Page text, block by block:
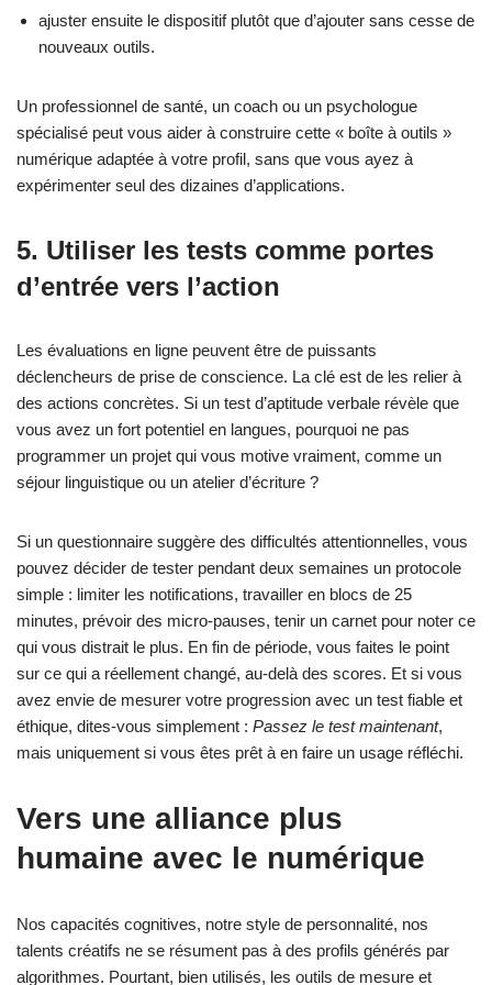
ajuster ensuite le dispositif plutôt que d’ajouter sans cesse de
nouveaux outils.
Un professionnel de santé, un coach ou un psychologue
spécialisé peut vous aider à construire cette « boîte à outils »
numérique adaptée à votre profil, sans que vous ayez à
expérimenter seul des dizaines d’applications.
5. Utiliser les tests comme portes
d’entrée vers l’action
Les évaluations en ligne peuvent être de puissants
déclencheurs de prise de conscience. La clé est de les relier à
des actions concrètes. Si un test d’aptitude verbale révèle que
vous avez un fort potentiel en langues, pourquoi ne pas
programmer un projet qui vous motive vraiment, comme un
séjour linguistique ou un atelier d’écriture ?
Si un questionnaire suggère des difficultés attentionnelles, vous
pouvez décider de tester pendant deux semaines un protocole
simple : limiter les notifications, travailler en blocs de 25
minutes, prévoir des micro‑pauses, tenir un carnet pour noter ce
qui vous distrait le plus. En fin de période, vous faites le point
sur ce qui a réellement changé, au‑delà des scores. Et si vous
avez envie de mesurer votre progression avec un test fiable et
éthique, dites‑vous simplement : Passez le test maintenant,
mais uniquement si vous êtes prêt à en faire un usage réfléchi.
Vers une alliance plus
humaine avec le numérique
Nos capacités cognitives, notre style de personnalité, nos
talents créatifs ne se résument pas à des profils générés par
algorithmes. Pourtant, bien utilisés, les outils de mesure et